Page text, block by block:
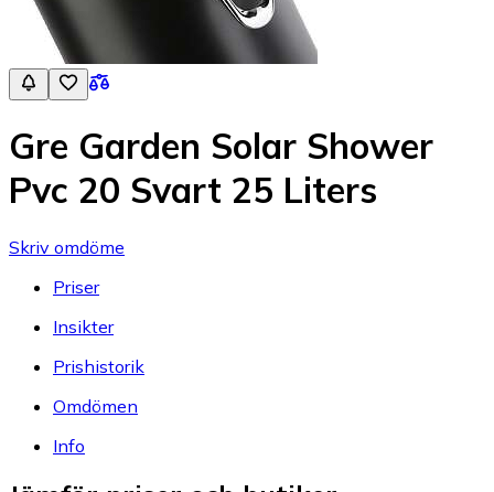
Gre Garden Solar Shower
Pvc 20 Svart 25 Liters
Skriv omdöme
Priser
Insikter
Prishistorik
Omdömen
Info